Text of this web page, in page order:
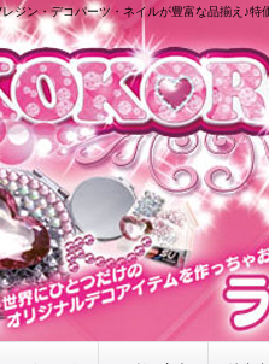
ジン・デコパーツ・ネイルが豊富な品揃え♪特